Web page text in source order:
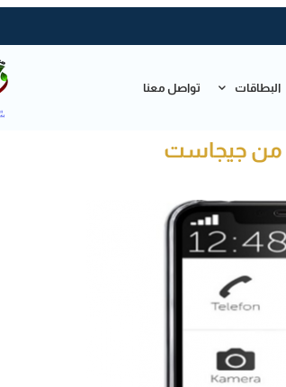
البطاقات تواصل معنا
من جيجاست